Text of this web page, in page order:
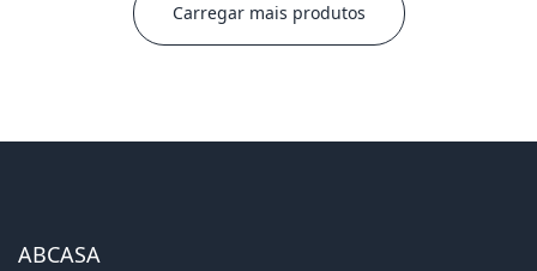
Carregar mais produtos
ABCASA